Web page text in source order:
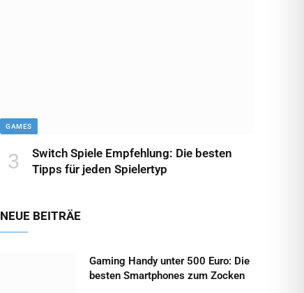
GAMES
Switch Spiele Empfehlung: Die besten
Tipps für jeden Spielertyp
NEUE BEITRÄE
Gaming Handy unter 500 Euro: Die
besten Smartphones zum Zocken